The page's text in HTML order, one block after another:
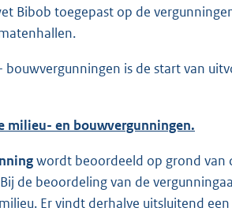
Bibob toegepast op de
is de start van
milieu- en bouwvergunningen.
wordt beoordeeld op grond van
de beoordeling van de
Er vindt derhalve uitsluitend